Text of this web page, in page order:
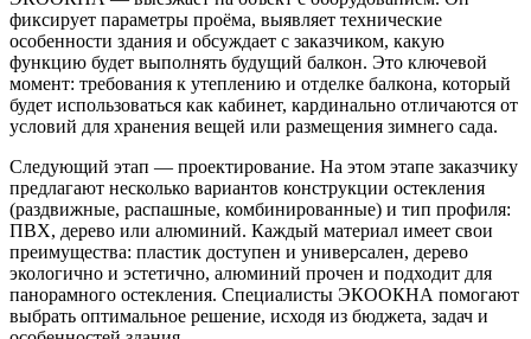
фиксирует параметры проёма, выявляет технические
особенности здания и обсуждает с заказчиком, какую
функцию будет выполнять будущий балкон. Это ключевой
момент: требования к утеплению и отделке балкона, который
будет использоваться как кабинет, кардинально отличаются от
условий для хранения вещей или размещения зимнего сада.
Следующий этап — проектирование. На этом этапе заказчику
предлагают несколько вариантов конструкции остекления
(раздвижные, распашные, комбинированные) и тип профиля:
ПВХ, дерево или алюминий. Каждый материал имеет свои
преимущества: пластик доступен и универсален, дерево
экологично и эстетично, алюминий прочен и подходит для
панорамного остекления. Специалисты ЭКООКНА помогают
выбрать оптимальное решение, исходя из бюджета, задач и